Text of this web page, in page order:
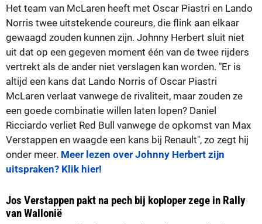
Het team van McLaren heeft met Oscar Piastri en Lando
Norris twee uitstekende coureurs, die flink aan elkaar
gewaagd zouden kunnen zijn. Johnny Herbert sluit niet
uit dat op een gegeven moment één van de twee rijders
vertrekt als de ander niet verslagen kan worden. "Er is
altijd een kans dat Lando Norris of Oscar Piastri
McLaren verlaat vanwege de rivaliteit, maar zouden ze
een goede combinatie willen laten lopen? Daniel
Ricciardo verliet Red Bull vanwege de opkomst van Max
Verstappen en waagde een kans bij Renault", zo zegt hij
onder meer. Meer lezen over Johnny Herbert zijn
uitspraken? Klik hier!
Jos Verstappen pakt na pech bij koploper zege in Rally
van Wallonië